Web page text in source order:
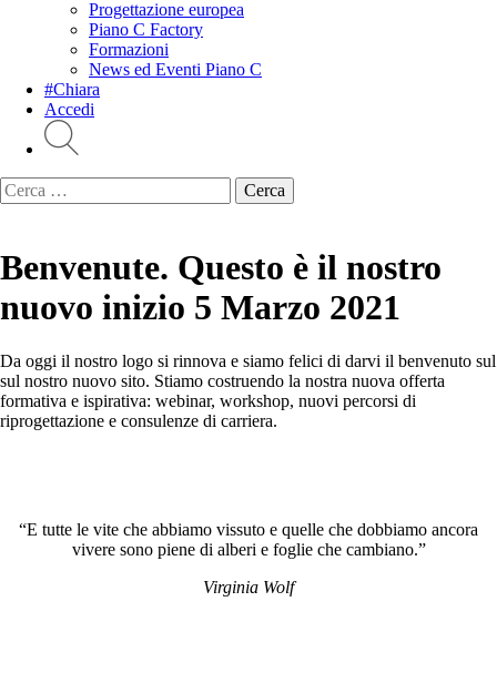
Progettazione europea
Piano C Factory
Formazioni
News ed Eventi Piano C
#Chiara
Accedi
Ricerca
per:
Benvenute. Questo è il nostro
nuovo inizio 5 Marzo 2021
Da oggi il nostro logo si rinnova e siamo felici di darvi il benvenuto sul
sul nostro nuovo sito. Stiamo costruendo la nostra nuova offerta
formativa e ispirativa: webinar, workshop, nuovi percorsi di
riprogettazione e consulenze di carriera.
“E tutte le vite che abbiamo vissuto e quelle che dobbiamo ancora
vivere sono piene di alberi e foglie che cambiano.”
Virginia Wolf